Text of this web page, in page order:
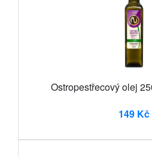
Ostropestřecový olej
149 Kč